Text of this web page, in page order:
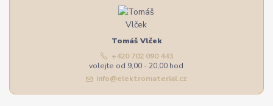
Tomáš Vlček
+420 702 090 443
volejte od 9,00 - 20,00 hod
info@elektromaterial.cz